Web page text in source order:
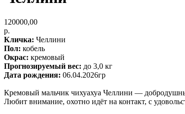
120000,00
р.
Кличка: Челлини
Пол: кобель
Окрас: кремовый
Прогнозируемый вес: до 3,0 кг
Дата рождения: 06.04.2026гр
Кремовый мальчик чихуахуа Челлини —
Любит внимание, охотно идёт на контакт, с